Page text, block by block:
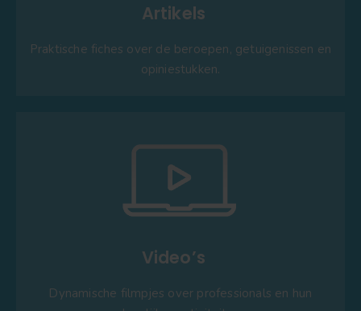
Artikels
Praktische fiches over de beroepen, getuigenissen en
opiniestukken.
Video’s
Dynamische filmpjes over professionals en hun